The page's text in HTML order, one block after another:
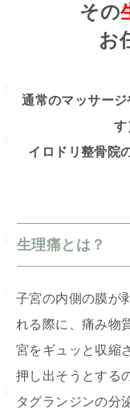
その
お
通常のマッサー
す
イロドリ整骨院
生理痛とは？
子宮の内側の膜が
れる際に、痛み物
宮をギュッと収縮
押し出そうとする
タグランジンの分